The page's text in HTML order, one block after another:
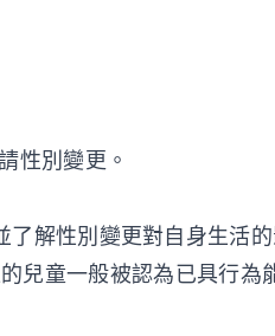
性別變更。
解性別變更對自身生活
兒童一般被認為已具行為